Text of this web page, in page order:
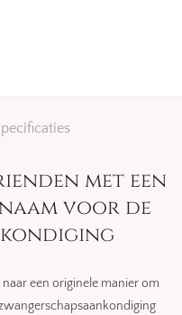
met een
voor de
een originele manier om